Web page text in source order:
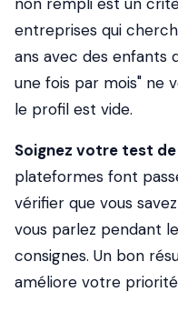
entreprises qui
ans avec des enfants
une fois par mois" ne
le profil est vide.
Soignez votre test
plateformes font
vérifier que vous
vous parlez pendant
consignes. Un bon
améliore votre priorité